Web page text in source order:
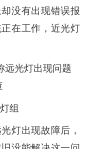
没有出现错误报
在工作，近光灯
组
灯出现故障后，